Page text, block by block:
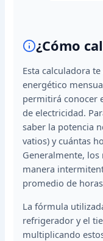
¿Cómo
Esta calculadora
energético
permitirá conocer
de electricidad.
saber la potencia
vatios) y cuántas
Generalmente,
manera
promedio de
La fórmula
refrigerador y el
multiplicando